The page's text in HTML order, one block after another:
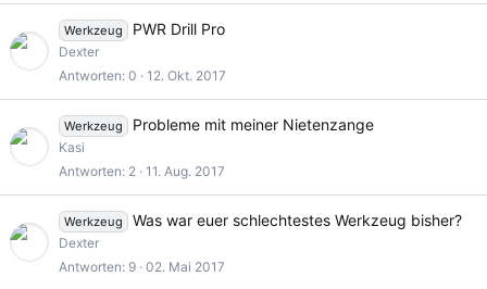
Werkzeug PWR Drill Pro
Dexter
Antworten 0 12. Okt. 2017
Werkzeug Probleme mit meiner Nietenzange
Kasi
Antworten 2 11. Aug. 2017
Werkzeug Was war euer schlechtestes Werkzeug bisher?
Dexter
Antworten 9 02. Mai 2017